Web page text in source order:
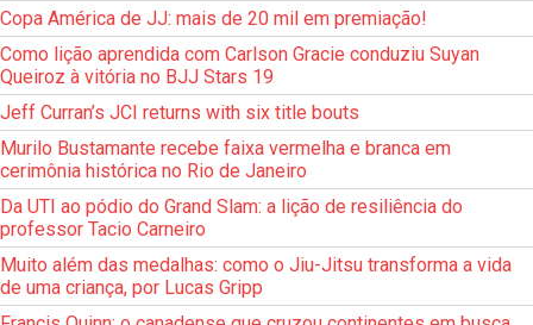
Copa América de JJ: mais de 20 mil em premiação!
Como lição aprendida com Carlson Gracie conduziu Suyan
Queiroz à vitória no BJJ Stars 19
Jeff Curran’s JCI returns with six title bouts
Murilo Bustamante recebe faixa vermelha e branca em
cerimônia histórica no Rio de Janeiro
Da UTI ao pódio do Grand Slam: a lição de resiliência do
professor Tacio Carneiro
Muito além das medalhas: como o Jiu-Jitsu transforma a vida
de uma criança, por Lucas Gripp